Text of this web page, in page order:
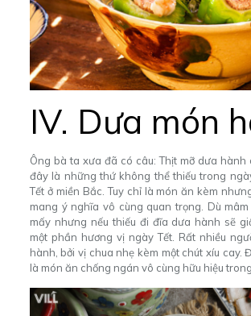
IV. Dưa món
Ông bà ta xưa đã có câu: Thịt mỡ dưa hành
đây là những thứ không thể thiếu trong
Tết ở miền Bắc. Tuy chỉ là món ăn kèm
mang ý nghĩa vô cùng quan trọng. Dù
mấy nhưng nếu thiếu đi đĩa dưa hành sẽ
một phần hương vị ngày Tết. Rất nhiều
hành, bởi vị chua nhẹ kèm một chút xíu cay.
là món ăn chống ngán vô cùng hữu hiệu